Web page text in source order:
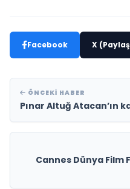
Facebook X
ÖNCEKI HABER
Pınar Altuğ Atacan’ın
Cannes Dünya Film